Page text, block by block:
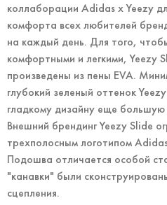
коллаборации Adidas x Yeezy
комфорта всех любителей
на каждый день. Для того,
комфортными и легкими, Yeezy
произведены из пены EVA.
глубокий зеленый оттенок
гладкому дизайну еще большую
Внешний брендинг Yeezy Slide
трехполосным логотипом
Подошва отличается особой
"канавки" были
сцепления.